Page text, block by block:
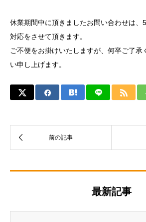
休業期間中に頂きましたお問い合わせは、
対応をさせて頂きます。
ご不便をお掛けいたしますが、何卒ご了承
い申し上げます。
最新記事